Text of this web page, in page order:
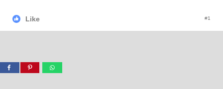
Like #1